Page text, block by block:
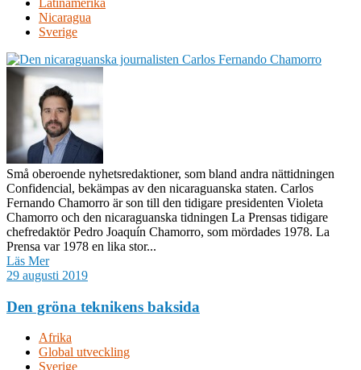
Nicaragua
Sverige
Små oberoende nyhetsredaktioner, som bland andra nättidningen
Confidencial, bekämpas av den nicaraguanska staten. Carlos
Fernando Chamorro är son till den tidigare presidenten Violeta
Chamorro och den nicaraguanska tidningen La Prensas tidigare
chefredaktör Pedro Joaquín Chamorro, som mördades 1978. La
Prensa var 1978 en lika stor...
Läs Mer
29 augusti 2019
Den gröna teknikens baksida
Afrika
Global utveckling
Sverige